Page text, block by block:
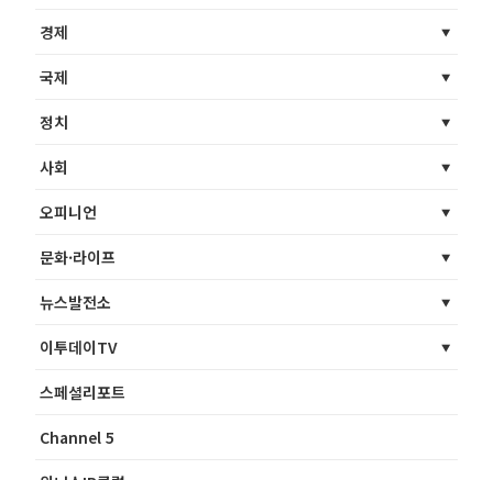
경제
국제
정치
사회
오피니언
문화·라이프
뉴스발전소
이투데이TV
스페셜리포트
Channel 5